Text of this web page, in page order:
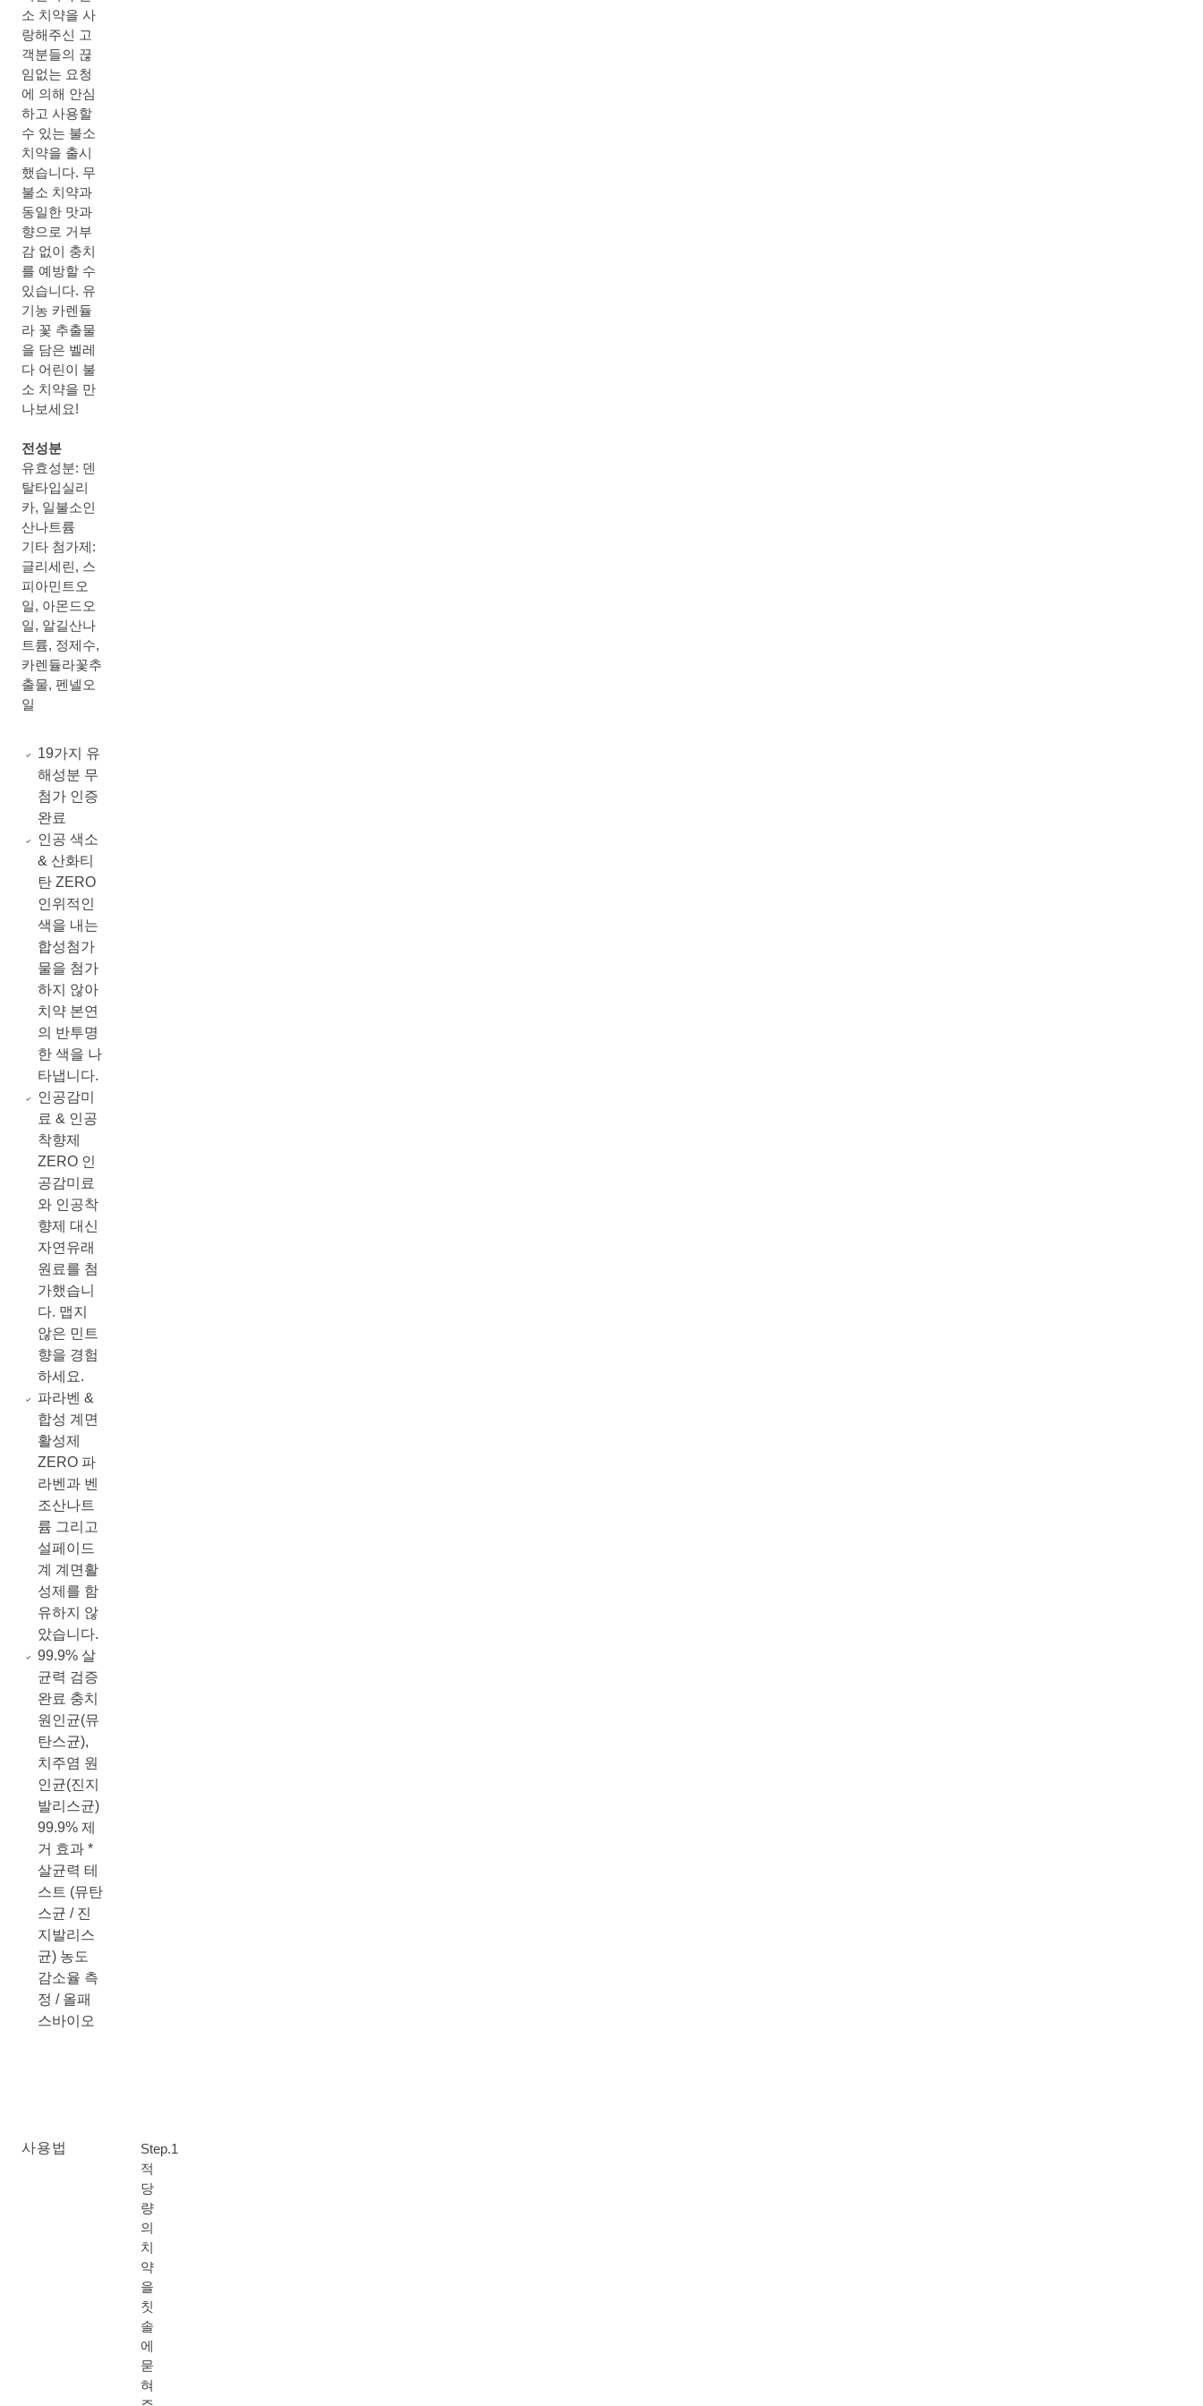
소 치약을 사
랑해주신 고
객분들의 끊
임없는 요청
에 의해 안심
하고 사용할
수 있는 불소
치약을 출시
했습니다. 무
불소 치약과
동일한 맛과
향으로 거부
감 없이 충치
를 예방할 수
있습니다. 유
기농 카렌듈
라 꽃 추출물
을 담은 벨레
다 어린이 불
소 치약을 만
나보세요!
전성분
유효성분: 덴
탈타입실리
카, 일불소인
산나트륨
기타 첨가제:
글리세린, 스
피아민트오
일, 아몬드오
일, 알길산나
트륨, 정제수,
카렌듈라꽃추
출물, 펜넬오
일
19가지 유
해성분 무
첨가 인증
완료
인공 색소
& 산화티
탄 ZERO
인위적인
색을 내는
합성첨가
물을 첨가
하지 않아
치약 본연
의 반투명
한 색을 나
타냅니다.
인공감미
료 & 인공
착향제
ZERO 인
공감미료
와 인공착
향제 대신
자연유래
원료를 첨
가했습니
다. 맵지
않은 민트
향을 경험
하세요.
파라벤 &
합성 계면
활성제
ZERO 파
라벤과 벤
조산나트
륨 그리고
설페이드
계 계면활
성제를 함
유하지 않
았습니다.
99.9% 살
균력 검증
완료 충치
원인균(뮤
탄스균),
치주염 원
인균(진지
발리스균)
99.9% 제
거 효과 *
살균력 테
스트 (뮤탄
스균 / 진
지발리스
균) 농도
감소율 측
정 / 올패
스바이오
사용법
Step.1
적
당
량
의
치
약
을
칫
솔
에
묻
혀